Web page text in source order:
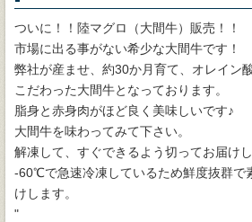
ついに！！陸マグロ（大間牛）販売！！
市場に出る事がない希少な大間牛です！
弊社が産ませ、約30か月育て、オレイン
こだわった大間牛となっております。
脂身と赤身肉がほど良く美味しいです♪
大間牛を味わってみて下さい。
解凍して、すぐできるよう切ってお届けし
-60℃で急速冷凍しているため鮮度抜群で
けします。
"